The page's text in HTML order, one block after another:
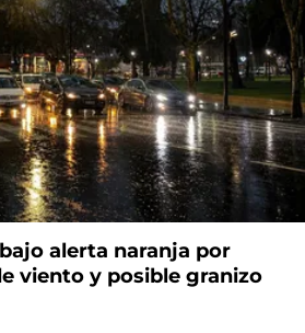
alerta naranja por
viento y posible granizo